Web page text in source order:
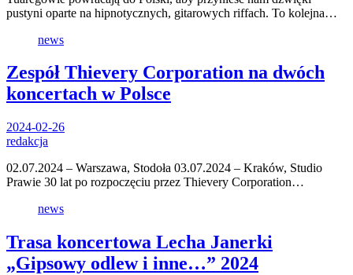
pustyni oparte na hipnotycznych, gitarowych riffach. To kolejna…
news
Zespół Thievery Corporation na dwóch
koncertach w Polsce
2024-02-26
redakcja
02.07.2024 – Warszawa, Stodoła 03.07.2024 – Kraków, Studio
Prawie 30 lat po rozpoczęciu przez Thievery Corporation…
news
Trasa koncertowa Lecha Janerki
„Gipsowy odlew i inne…” 2024